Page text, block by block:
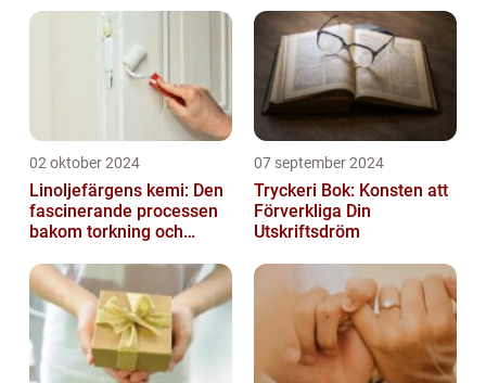
02 oktober 2024
Linoljefärgens kemi: Den
fascinerande processen
bakom torkning och
07 september 2024
Tryckeri Bok: Konsten att
Förverkliga Din
Utskriftsdröm